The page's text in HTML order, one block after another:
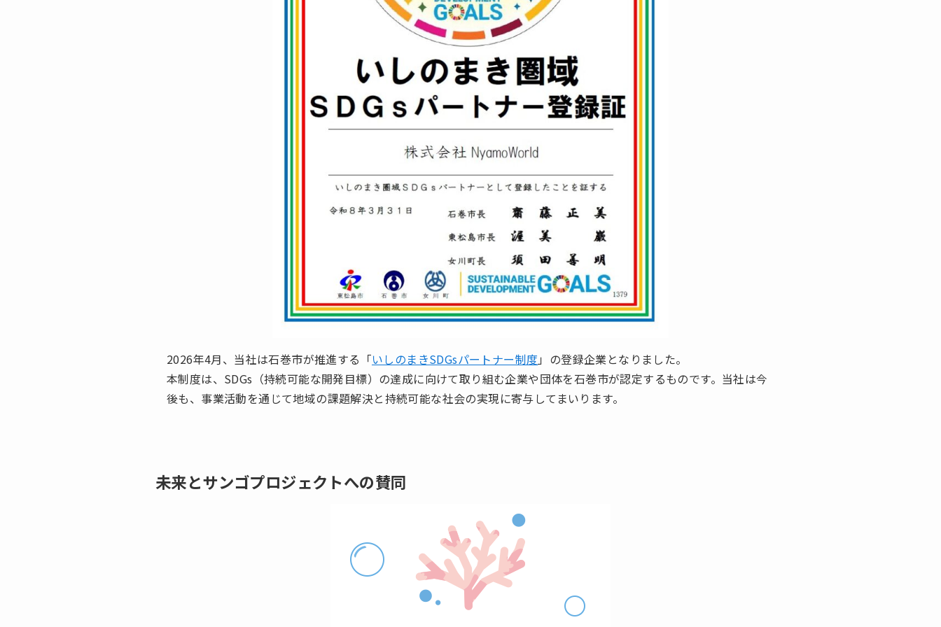
2026年4月、当社は石巻市が推進する「いしのまきSDGsパートナー制度 」の登録企業となりました。
本制度は、SDGs（持続可能な開発目標）の達成に向けて取り組む企業や団体を石巻市が認定するものです。当社は今
後も、事業活動を通じて地域の課題解決と持続可能な社会の実現に寄与してまいります。
未来とサンゴプロジェクトへの賛同